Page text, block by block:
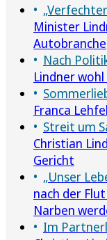
Minister
Autobranche
Nach
Lindner
Franca
Streit um
Christian
Gericht
„Unser
nach der
Narben
Im